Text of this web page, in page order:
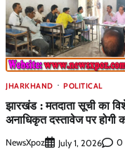
JHARKHAND POLITICAL
झारखंड : मतदाता सूची का
अनाधिकृत दस्तावेज पर होगी
NewsXpoz July 1, 2026 0